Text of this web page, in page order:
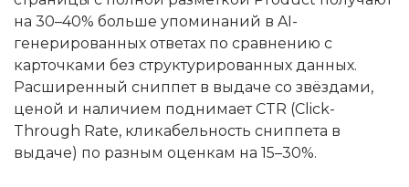
на 30–40% больше упоминаний в AI-
генерированных ответах по сравнению с
карточками без структурированных данных.
Расширенный сниппет в выдаче со звёздами,
ценой и наличием поднимает CTR (Click-
Through Rate, кликабельность сниппета в
выдаче) по разным оценкам на 15–30%.